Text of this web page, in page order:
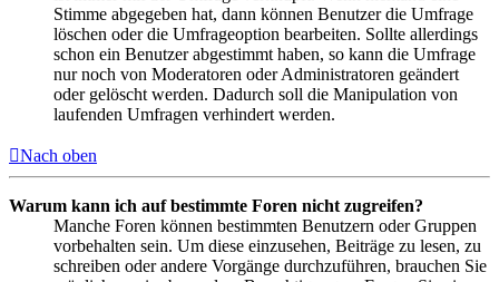
Stimme abgegeben hat, dann können Benutzer die Umfrage
löschen oder die Umfrageoption bearbeiten. Sollte allerdings
schon ein Benutzer abgestimmt haben, so kann die Umfrage
nur noch von Moderatoren oder Administratoren geändert
oder gelöscht werden. Dadurch soll die Manipulation von
laufenden Umfragen verhindert werden.
Nach oben
Warum kann ich auf bestimmte Foren nicht zugreifen?
Manche Foren können bestimmten Benutzern oder Gruppen
vorbehalten sein. Um diese einzusehen, Beiträge zu lesen, zu
schreiben oder andere Vorgänge durchzuführen, brauchen Sie